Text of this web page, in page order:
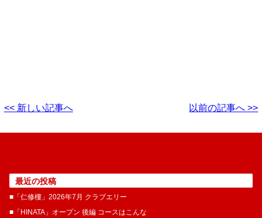
<< 新しい記事へ 以前の記事へ >>
最近の投稿
■「仁修樓」2026年7月 クラブエリー
■「HINATA」オープン 後編 コースはこんな